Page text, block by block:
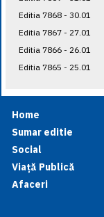
Editia 7868 - 30.01
Editia 7867 - 27.01
Editia 7866 - 26.01
Editia 7865 - 25.01
Home
Sumar editie
Social
Viață Publică
Afaceri